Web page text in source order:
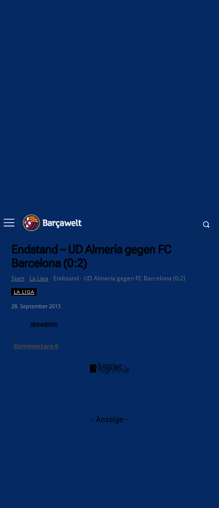
Endstand – UD Almería gegen FC
Barcelona (0:2)
Start La Liga Endstand - UD Almería gegen FC Barcelona (0:2)
LA LIGA
28. September 2013
siteadmin
Kommentare0
- Anzeige -
- Anzeige -